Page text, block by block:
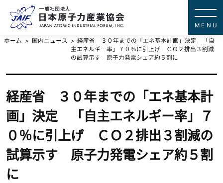
ホーム 国内ニュース
経産省 ３０年までの「エネ基本計画」決定 「自
主エネルギー率」７０％に引上げ ＣＯ２排出３割減
の試算示す 原子力発電シェア約５割に
経産省 ３０年までの「エネ基本計
画」決定 「自主エネルギー率」７
０％に引上げ ＣＯ２排出３割減の
試算示す 原子力発電シェア約５割
に